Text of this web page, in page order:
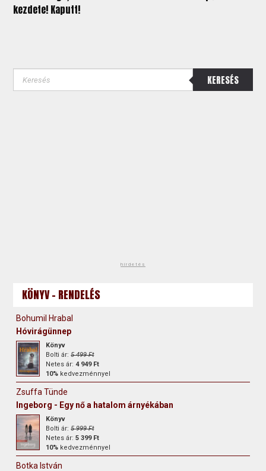
kezdete! Kaputt!
KERESÉS
hirdetés
KÖNYV - RENDELÉS
Bohumil Hrabal
Hóvirágünnep
Könyv
Bolti ár:5 499 Ft
Netes ár:4 949 Ft
10% kedvezménnyel
Zsuffa Tünde
Ingeborg - Egy nő a hatalom árnyékában
Könyv
Bolti ár:5 999 Ft
Netes ár:5 399 Ft
10% kedvezménnyel
Botka István